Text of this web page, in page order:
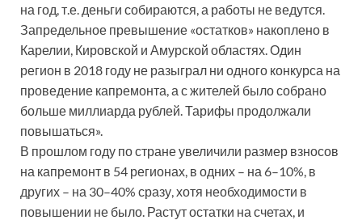
на год, т.е. деньги собираются, а работы не ведутся.
Запредельное превышение «остатков» накоплено в
Карелии, Кировской и Амурской областях. Один
регион в 2018 году не разыграл ни одного конкурса на
проведение капремонта, а с жителей было собрано
больше миллиарда рублей. Тарифы продолжали
повышаться».
В прошлом году по стране увеличили размер взносов
на капремонт в 54 регионах, в одних – на 6–10%, в
других – на 30–40% сразу, хотя необходимости в
повышении не было. Растут остатки на счетах, и